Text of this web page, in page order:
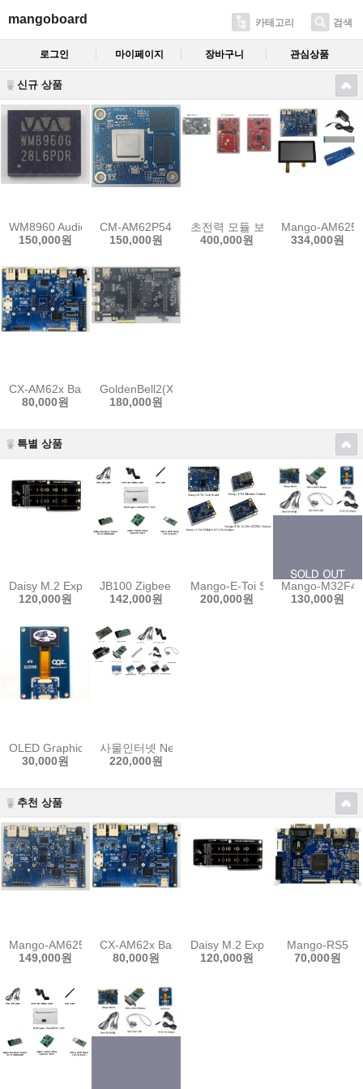
mangoboard 카테고리 검색
로그인 마이페이지 장바구니 관심상품
신규 상품
WM8960 Audio Codec IC (정품 재고, 국내 배송)[10개묶음]
150,000원
CM-AM62P54 CPU Board
150,000원
초전력 모듈 보드 패키지
400,000원
Mango-
334,000원
CX-AM62x Base Board
80,000원
GoldenBell2(Xilinx ZYNQ-7000 XC7Z015CLG485-
180,000원
특별 상품
Daisy M.2 Expansion Board
120,000원
JB100 Zigbee Start Kit-2 외장 안테나 (2.4GHz 지
142,000원
Mango-E-Toi Start Kit
200,000원
Mango-M32F4
130,000원
OLED Graphic Display Module[CR-zFD-OLED100]
30,000원
사물인터넷 New IoT Sensor Start kit ( STM32,
220,000원
추천 상품
Mango-AM6254 Main Board
149,000원
CX-AM62x Base Board
80,000원
Daisy M.2 Expansion Board
120,000원
Mango-RS5
70,000원